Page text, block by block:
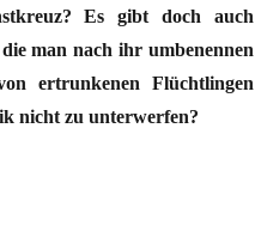
Es gibt doch auch
man nach ihr umbenennen
ertrunkenen Flüchtlingen
nicht zu unterwerfen?